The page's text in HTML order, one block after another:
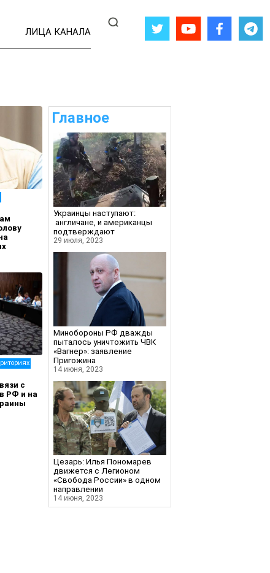
ЛИЦА КАНАЛА
с
РФ и на
Главное
Украинцы наступают:
англичане, и американцы
подтверждают
29 июля, 2023
Минобороны РФ дважды
пыталось уничтожить ЧВК
«Вагнер»: заявление
Пригожина
14 июня, 2023
Цезарь: Илья Пономарев
движется с Легионом
«Свобода России» в одном
направлении
14 июня, 2023